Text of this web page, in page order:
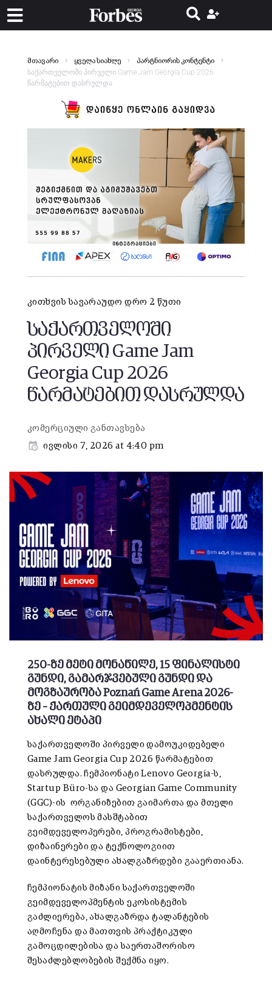
მთავარი ყველა სიახლე პარტნიორის კონტენტი
საქართველოში პირველი Game Jam Georgia Cup 2026
წარმატებით დასრულდა
კითხვის სავარაუდო დრო 2 წუთი
საქართველოში
პირველი Game Jam
Georgia Cup 2026
წარმატებით დასრულდა
კომერციული განთავსება
ივლისი 7, 2026 at 4:40 pm
250-ზე მეტი მონაწილე, 15 ფინალისტი
გუნდი, გამარჯვებული გუნდი და
მოგზაურობა Poznań Game Arena 2026-
ზე – ქართული გეიმდეველოპმენტის
ახალი ეტაპი
საქართველოში პირველი დამოუკიდებელი
Game Jam Georgia Cup 2026 წარმატებით
დასრულდა. ჩემპიონატი Lenovo Georgia-ს,
Startup Büro-სა და Georgian Game Community
(GGC)-ის ორგანიზებით გაიმართა და მთელი
საქართველოს მასშტაბით
გეიმდეველოპერები, პროგრამისტები,
დიზაინერები და ტექნოლოგიით
დაინტერესებული ახალგაზრდები გააერთიანა.
ჩემპიონატის მიზანი საქართველოში
გეიმდეველოპმენტის ეკოსისტემის
გაძლიერება, ახალგაზრდა ტალანტების
აღმოჩენა და მათთვის პრაქტიკული
გამოცდილებისა და საერთაშორისო
შესაძლებლობების შექმნა იყო.